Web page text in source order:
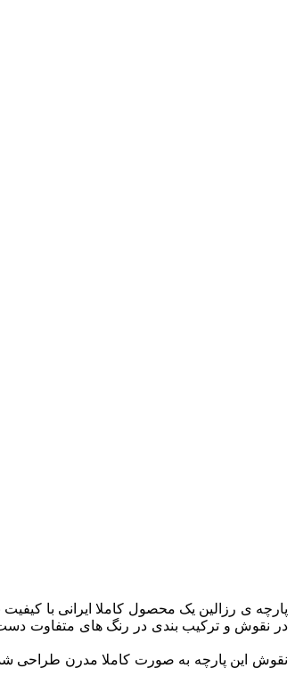
نقوش این پارچه به صورت کاملا مدرن طراحی شده